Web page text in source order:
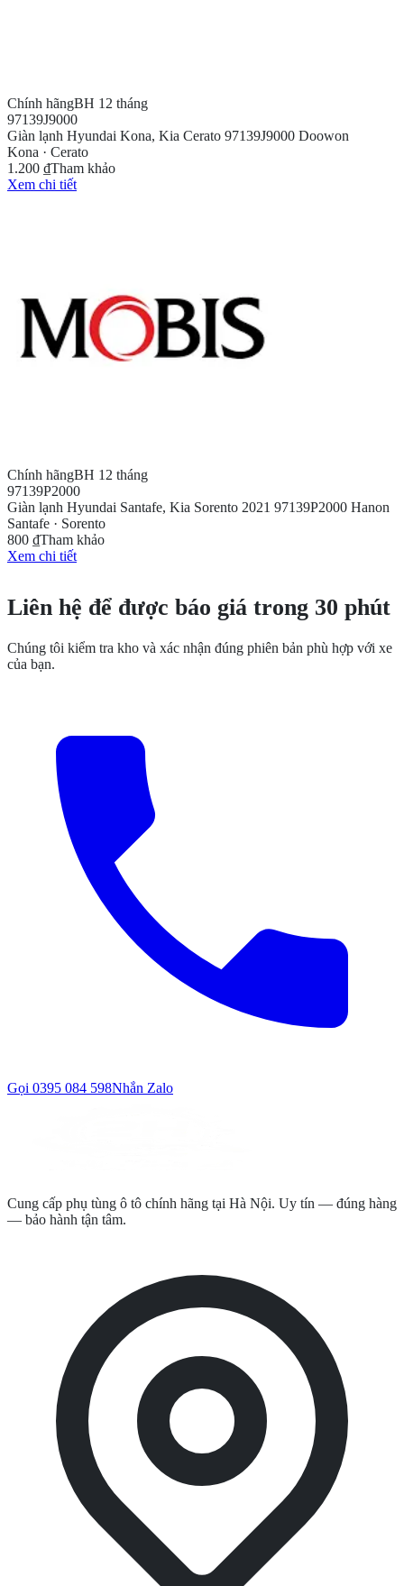
Chính hãngBH 12 tháng
97139J9000
Giàn lạnh Hyundai Kona, Kia Cerato 97139J9000 Doowon
Kona · Cerato
1.200 ₫Tham khảo
Xem chi tiết
Chính hãngBH 12 tháng
97139P2000
Giàn lạnh Hyundai Santafe, Kia Sorento 2021 97139P2000 Hanon
Santafe · Sorento
800 ₫Tham khảo
Xem chi tiết
Liên hệ để được báo giá trong 30 phút
Chúng tôi kiểm tra kho và xác nhận đúng phiên bản phù hợp với xe
của bạn.
Gọi 0395 084 598Nhắn Zalo
Cung cấp phụ tùng ô tô chính hãng tại Hà Nội. Uy tín — đúng hàng
— bảo hành tận tâm.